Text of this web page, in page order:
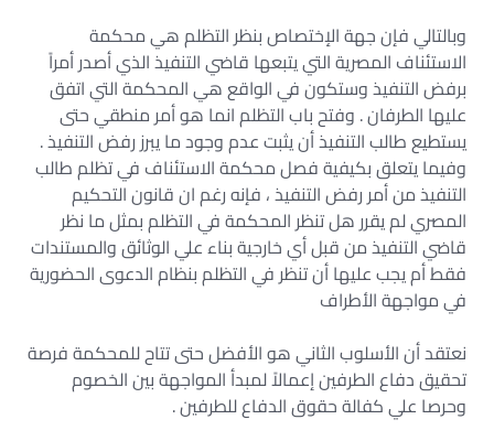
وبالتالي فإن جهة الإختصاص بنظر التظلم هي محكمة
الاستئناف المصرية التي يتبعها قاضي التنفيذ الذي أصدر أمراً
برفض التنفيذ وستكون في الواقع هي المحكمة التي اتفق
عليها الطرفان . وفتح باب التظلم انما هو أمر منطقي حتى
يستطيع طالب التنفيذ أن يثبت عدم وجود ما يبرز رفض التنفيذ .
وفيما يتعلق بكيفية فصل محكمة الاستئناف في تظلم طالب
التنفيذ من أمر رفض التنفيذ ، فإنه رغم ان قانون التحكيم
المصري لم يقرر هل تنظر المحكمة في التظلم بمثل ما نظر
قاضي التنفيذ من قبل أي خارجية بناء علي الوثائق والمستندات
فقط أم يجب عليها أن تنظر في التظلم بنظام الدعوى الحضورية
في مواجهة الأطراف
نعتقد أن الأسلوب الثاني هو الأفضل حتى تتاح للمحكمة فرصة
تحقيق دفاع الطرفين إعمالاً لمبدأ المواجهة بين الخصوم
وحرصا علي كفالة حقوق الدفاع للطرفين .